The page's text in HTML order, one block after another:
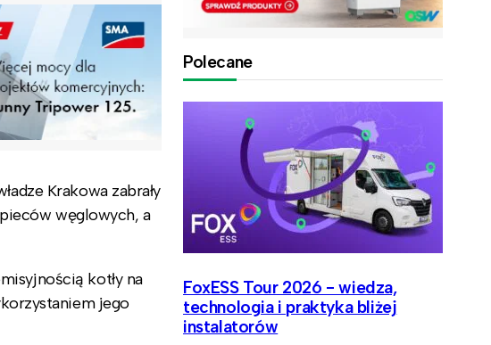
Krakowa zabrały
węglowych, a
kotły na
jego
Polecane
FoxESS Tour 2026 - wiedza,
technologia i praktyka bliżej
instalatorów